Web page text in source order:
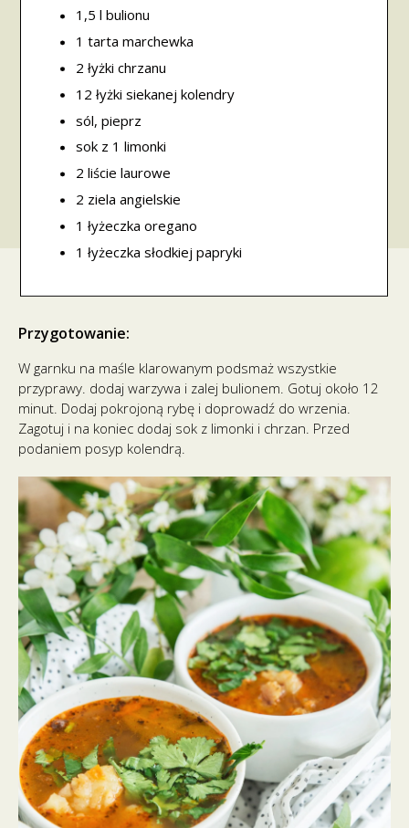
1,5 l bulionu
1 tarta marchewka
2 łyżki chrzanu
12 łyżki siekanej kolendry
sól, pieprz
sok z 1 limonki
2 liście laurowe
2 ziela angielskie
1 łyżeczka oregano
1 łyżeczka słodkiej papryki
Przygotowanie:
W garnku na maśle klarowanym podsmaż wszystkie
przyprawy. dodaj warzywa i zalej bulionem. Gotuj około 12
minut. Dodaj pokrojoną rybę i doprowadź do wrzenia.
Zagotuj i na koniec dodaj sok z limonki i chrzan. Przed
podaniem posyp kolendrą.